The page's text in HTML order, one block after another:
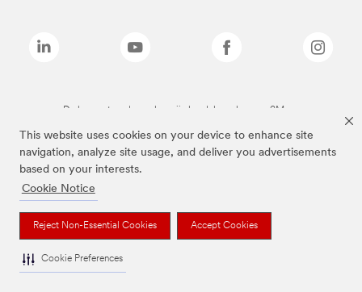
This website uses cookies on your device to enhance site
navigation, analyze site usage, and deliver you advertisements
based on your interests.
Cookie Notice
Reject Non-Essential Cookies Accept Cookies
Cookie Preferences
De bovenstaande merken zijn handelsmerken van 3M.we